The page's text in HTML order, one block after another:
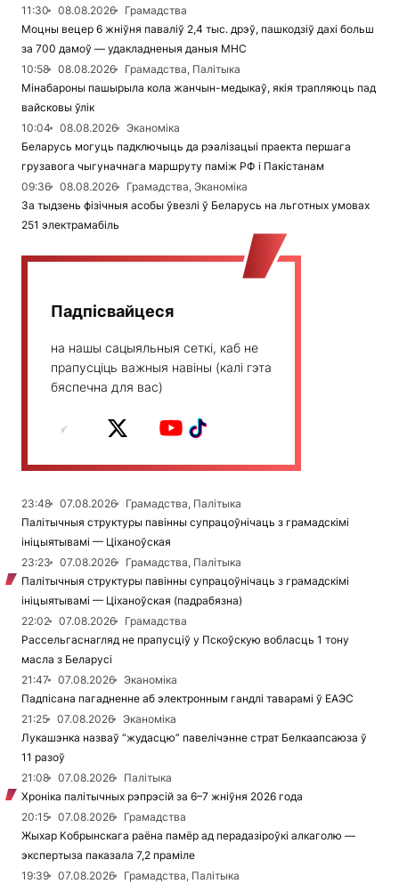
11:30 08.08.2026
Грамадства
Моцны вецер 6 жніўня паваліў 2,4 тыс. дрэў, пашкодзіў дахі больш
за 700 дамоў — удакладненыя даныя МНС
10:58
08.08.2026
Грамадства, Палітыка
Мінабароны пашырыла кола жанчын-медыкаў, якія трапляюць пад
вайсковы ўлік
10:04
08.08.2026
Эканоміка
Беларусь могуць падключыць да рэалізацыі праекта першага
грузавога чыгуначнага маршруту паміж РФ і Пакістанам
09:36
08.08.2026
Грамадства, Эканоміка
За тыдзень фізічныя асобы ўвезлі ў Беларусь на льготных умовах
251 электрамабіль
Падпісвайцеся
на нашы сацыяльныя сеткі, каб не
прапусціць важныя навіны (калі гэта
бяспечна для вас)
23:48 07.08.2026
Грамадства, Палітыка
Палітычныя структуры павінны супрацоўнічаць з грамадскімі
ініцыятывамі — Ціханоўская
23:23
07.08.2026
Грамадства, Палітыка
Палітычныя структуры павінны супрацоўнічаць з грамадскімі
ініцыятывамі — Ціханоўская (падрабязна)
22:02
07.08.2026
Грамадства
Рассельгаснагляд не прапусціў у Пскоўскую вобласць 1 тону
масла з Беларусі
21:47
07.08.2026
Эканоміка
Падпісана пагадненне аб электронным гандлі таварамі ў ЕАЭС
21:25
07.08.2026
Эканоміка
Лукашэнка назваў “жудасцю” павелічэнне страт Белкаапсаюза ў
11 разоў
21:08
07.08.2026
Палітыка
Хроніка палітычных рэпрэсій за 6–7 жніўня 2026 года
20:15
07.08.2026
Грамадства
Жыхар Кобрынскага раёна памёр ад перадазіроўкі алкаголю —
экспертыза паказала 7,2 праміле
19:39
07.08.2026
Грамадства, Палітыка